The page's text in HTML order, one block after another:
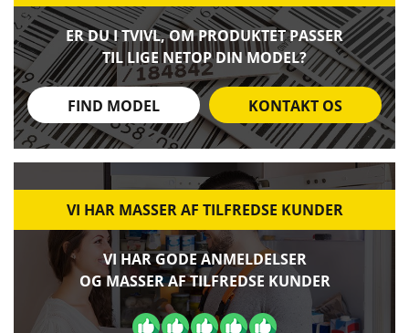
ER DU I TVIVL, OM PRODUKTET PASSER
TIL LIGE NETOP DIN MODEL?
FIND MODEL KONTAKT OS
VI HAR MASSER AF TILFREDSE KUNDER
VI HAR GODE ANMELDELSER
OG MASSER AF TILFREDSE KUNDER